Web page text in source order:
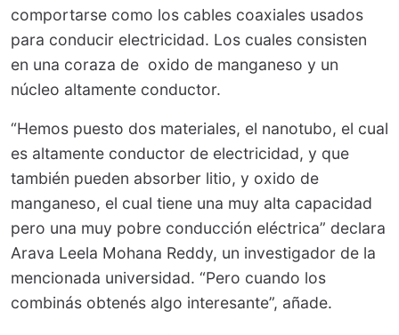
comportarse como los cables coaxiales usados
para conducir electricidad. Los cuales consisten
en una coraza de oxido de manganeso y un
núcleo altamente conductor.
“Hemos puesto dos materiales, el nanotubo, el cual
es altamente conductor de electricidad, y que
también pueden absorber litio, y oxido de
manganeso, el cual tiene una muy alta capacidad
pero una muy pobre conducción eléctrica” declara
Arava Leela Mohana Reddy, un investigador de la
mencionada universidad. “Pero cuando los
combinás obtenés algo interesante”, añade.